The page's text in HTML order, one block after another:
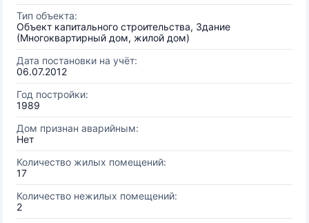
Тип объекта:
Объект капитального строительства, Здание
(Многоквартирный дом, жилой дом)
Дата постановки на учёт:
06.07.2012
Год постройки:
1989
Дом признан аварийным:
Нет
Количество жилых помещений:
17
Количество нежилых помещений:
2